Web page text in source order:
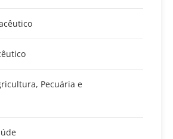
Pecuária e